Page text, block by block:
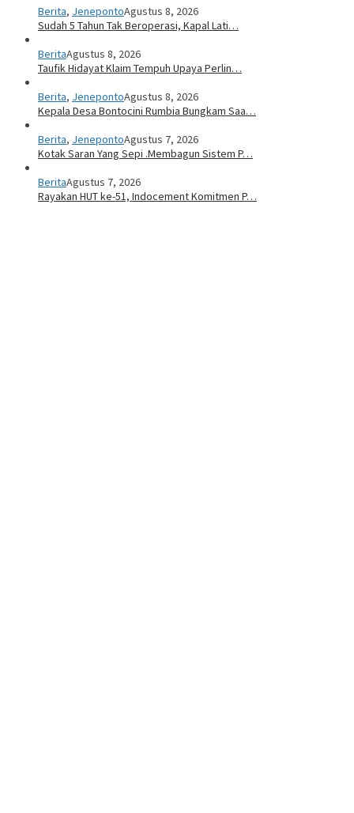
Berita, JenepontoAgustus 8, 2026
Sudah 5 Tahun Tak Beroperasi, Kapal Lati…
BeritaAgustus 8, 2026
Taufik Hidayat Klaim Tempuh Upaya Perlin…
Berita, JenepontoAgustus 8, 2026
Kepala Desa Bontocini Rumbia Bungkam Saa…
Berita, JenepontoAgustus 7, 2026
Kotak Saran Yang Sepi .Membagun Sistem P…
BeritaAgustus 7, 2026
Rayakan HUT ke-51, Indocement Komitmen P…